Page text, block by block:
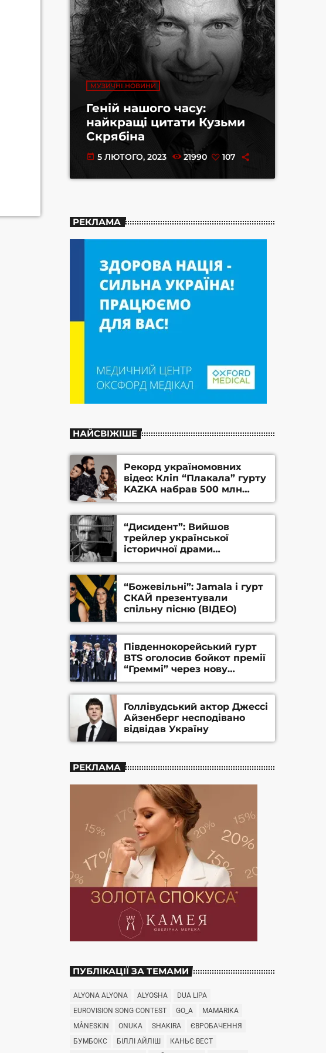
МУЗИЧНІ НОВИНИ
Геній нашого часу:
найкращі цитати Кузьми
Скрябіна
today 5 ЛЮТОГО, 2023 21990 107
РЕКЛАМА
НАЙСВІЖІШЕ
Рекорд україномовних
відео: Кліп “Плакала” гурту
KAZKA набрав 500 млн
переглядів на YouTube
“Дисидент”: Вийшов
трейлер української
історичної драми
Станіслава Гуренка та
Андрія Алфьорова (ВІДЕО)
“Божевільні”: Jamala і гурт
СКАЙ презентували
спільну пісню (ВІДЕО)
Південнокорейський гурт
BTS оголосив бойкот премії
“Греммі” через нову
номінацію
Голлівудський актор Джессі
Айзенберг несподівано
відвідав Україну
РЕКЛАМА
ПУБЛІКАЦІЇ ЗА ТЕМАМИ
ALYONA ALYONA ALYOSHA
DUA LIPA
EUROVISION SONG CONTEST
GO_A
MAMARIKA
MÅNESKIN
ONUKA SHAKIRA
ЄВРОБАЧЕННЯ
БУМБОКС
БІЛЛІ АЙЛІШ
КАНЬЄ ВЕСТ